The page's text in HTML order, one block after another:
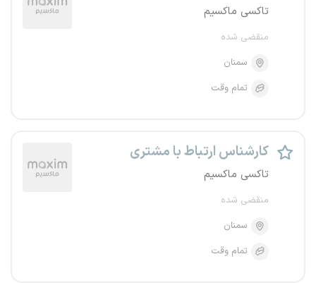
تاکسی ماکسیم
منقضی شده
سمنان
تمام وقت
کارشناس ارتباط با مشتری
تاکسی ماکسیم
منقضی شده
سمنان
تمام وقت